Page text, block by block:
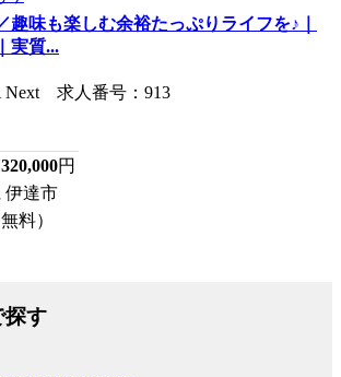
趣味も楽しむ余裕たっぷりライフを♪｜
実質...
Next 求人番号：913
320,000円
伊達市
料）
探す